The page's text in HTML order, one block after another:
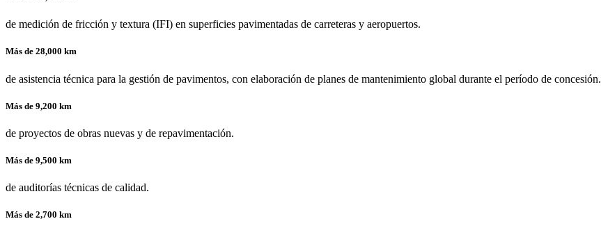
de medición de fricción y textura (IFI) en superficies pavimentadas de carreteras y aeropuertos.
Más de 28,000 km
de asistencia técnica para la gestión de pavimentos, con elaboración de planes de mantenimiento global durante el período de concesión.
Más de 9,200 km
de proyectos de obras nuevas y de repavimentación.
Más de 9,500 km
de auditorías técnicas de calidad.
Más de 2,700 km